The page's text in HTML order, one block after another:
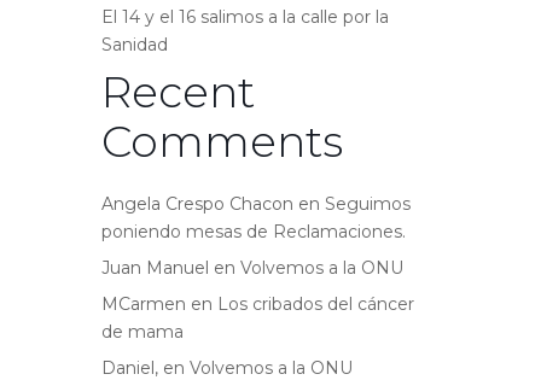
El 14 y el 16 salimos a la calle por la
Sanidad
Recent
Comments
Angela Crespo Chacon en Seguimos
poniendo mesas de Reclamaciones.
Juan Manuel en Volvemos a la ONU
MCarmen en Los cribados del cáncer
de mama
Daniel, en Volvemos a la ONU